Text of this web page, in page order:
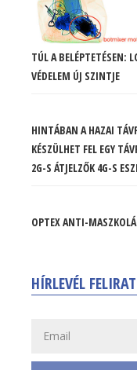
TÚL A BELÉPTETÉSEN:
VÉDELEM ÚJ SZINTJE
HINTÁBAN A HAZAI
KÉSZÜLHET FEL EGY
2G-S ÁTJELZŐK 4G-S
OPTEX ANTI-
HÍRLEVÉL